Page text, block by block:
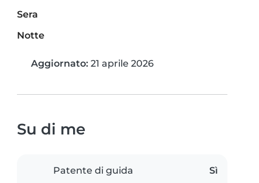
Sera
Notte
Aggiornato: 21 aprile 2026
Su di me
Patente di guida Sì